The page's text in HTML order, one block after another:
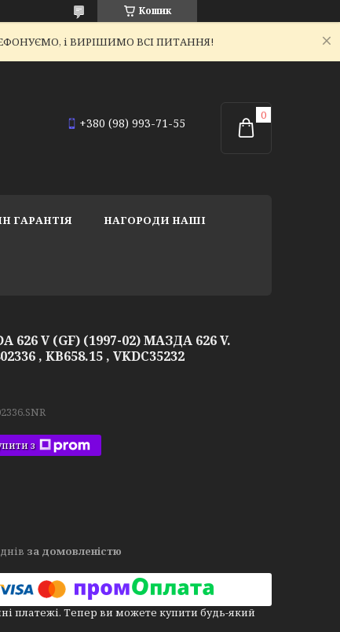
Кошик
і ВИРІШИМО ВСІ ПИТАННЯ!
+380 (98) 993-71-55
ГАРАНТІЯ НАГОРОДИ НАШІ
626 V (GF) (1997-02) МАЗДА 626 V.
, KB658.15 , VKDC35232
з
за домовленістю
платежі. Тепер ви можете купити будь-який